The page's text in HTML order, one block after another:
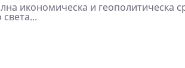
икономическа и геополитическа